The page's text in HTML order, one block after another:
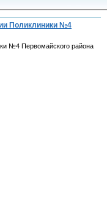
Поликлиники №4
№4 Первомайского района